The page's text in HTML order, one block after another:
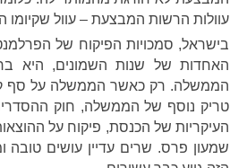
עוולות הרשות המבצעת – עוול
בישראל, סמכויות הפיקוח של
האחדות של שנות השמונים, היא
הממשלה. רק כאשר הממשלה על סף
טריק נוסף של הממשלה, חוק
העיקריות של הכנסת, פיקוח על
שמעון פרס. שרים עדיין עושים